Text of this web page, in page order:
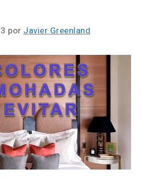
por Javier Greenland